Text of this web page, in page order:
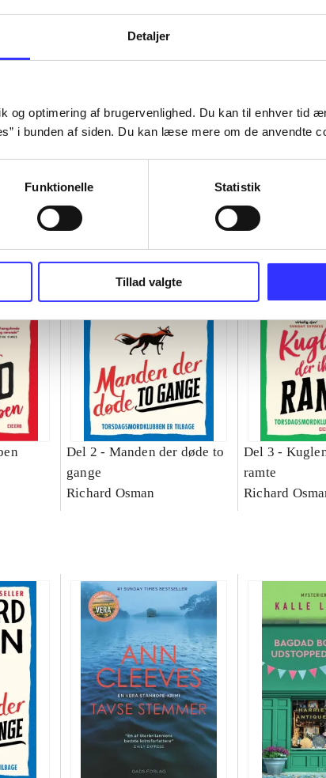
Detaljer
og optimering af brugervenlighed. Du kan til enhver tid
i bunden af siden. Du kan læse mere om de anvendte
Funktionelle Statistik
Tillad valgte
Del 2 - Manden der døde to
gange
Richard Osman
Del 3 -
ramte
Richard